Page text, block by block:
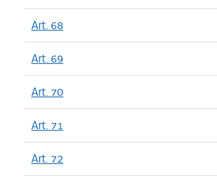
Art. 68
Art. 69
Art. 70
Art. 71
Art. 72